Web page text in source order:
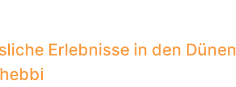
Erlebnisse in den Dünen